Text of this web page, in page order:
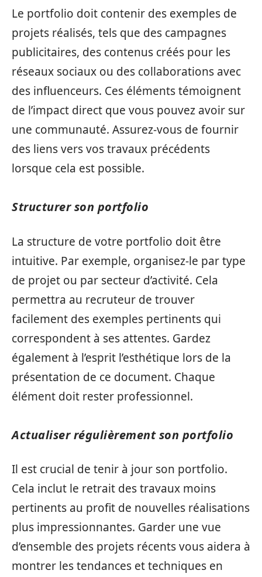
Le portfolio doit contenir des exemples de
projets réalisés, tels que des campagnes
publicitaires, des contenus créés pour les
réseaux sociaux ou des collaborations avec
des influenceurs. Ces éléments témoignent
de l’impact direct que vous pouvez avoir sur
une communauté. Assurez-vous de fournir
des liens vers vos travaux précédents
lorsque cela est possible.
Structurer son portfolio
La structure de votre portfolio doit être
intuitive. Par exemple, organisez-le par type
de projet ou par secteur d’activité. Cela
permettra au recruteur de trouver
facilement des exemples pertinents qui
correspondent à ses attentes. Gardez
également à l’esprit l’esthétique lors de la
présentation de ce document. Chaque
élément doit rester professionnel.
Actualiser régulièrement son portfolio
Il est crucial de tenir à jour son portfolio.
Cela inclut le retrait des travaux moins
pertinents au profit de nouvelles réalisations
plus impressionnantes. Garder une vue
d’ensemble des projets récents vous aidera à
montrer les tendances et techniques en